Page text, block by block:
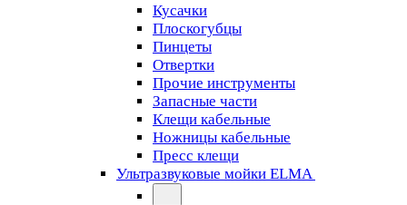
Кусачки
Плоскогубцы
Пинцеты
Отвертки
Прочие инструменты
Запасные части
Клещи кабельные
Ножницы кабельные
Пресс клещи
Ультразвуковые мойки ELMA